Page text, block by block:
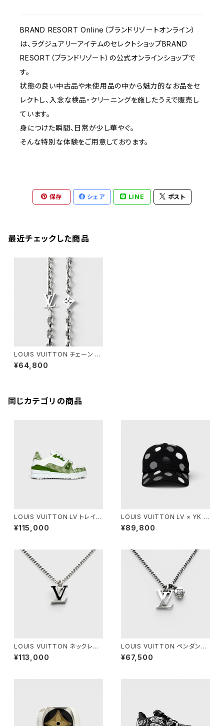
BRAND RESORT Online（ブランドリゾートオンライン）
は、ラグジュアリーアイテムのセレクトショップBRAND
RESORT（ブランドリゾート）の公式オンラインショップで
す。
状態の良い中古品や未使用品の中から魅力的なお品をセ
レクトし、入念な検品・クリーニングを施したうえで販売し
ています。
身につけた瞬間、日常が少し華やぐ。
そんな特別な体験をご用意しております。
保存 シェア LINE ポスト
最近チェックした商品
LOUIS VUITTON チェーン LV
ユアーズ パラジウム
¥64,800
同じカテゴリの商品
LOUIS VUITTON LV トレイナ
ー スニーカー グリーン 5
¥115,000
LOUIS VUITTON LV × YK ペ
インティッド ドット キャップ ブラ
ック L
¥89,800
LOUIS VUITTON ネックレス
LV スパイク シルバー
¥113,000
LOUIS VUITTON ペンダント
LV セーラー シルバー
¥67,500